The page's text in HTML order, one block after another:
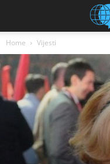
Home Vijesti